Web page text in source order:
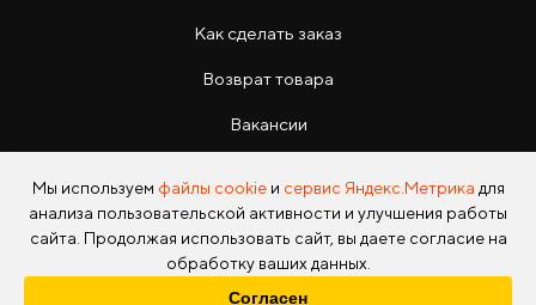
Как сделать заказ
Возврат товара
Вакансии
Мы используем файлы cookieи сервис Яндекс.Метрика для
анализа пользовательской активности и улучшения работы
сайта. Продолжая использовать сайт, вы даете согласие на
обработку ваших данных.
Согласен